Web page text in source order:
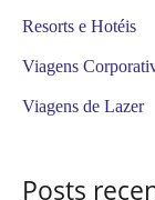
p
Resorts e Hotéis
Viagens
Viagens de Lazer
Posts